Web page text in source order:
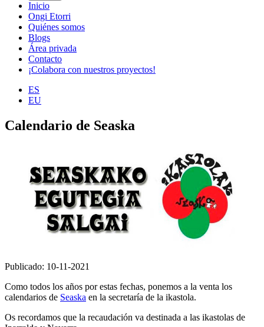
Inicio
Ongi Etorri
Quiénes somos
Blogs
Área privada
Contacto
¡Colabora con nuestros proyectos!
ES
EU
Calendario de Seaska
Publicado: 10-11-2021
Como todos los años por estas fechas, ponemos a la venta los
calendarios de Seaska en la secretaría de la ikastola.
Os recordamos que la recaudación va destinada a las ikastolas de